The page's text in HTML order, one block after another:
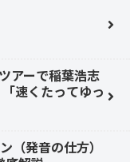
アーで稲葉浩志
速くたってゆっ
（発音の仕方）